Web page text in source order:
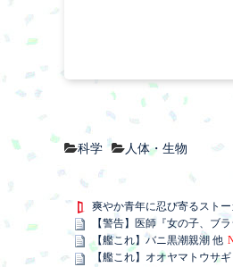
科学 人体・生物
爽やか青年に忍び寄るスト
【警告】医師『女の子、ブ
【艦これ】バニ黒潮親潮 他
【艦これ】オオヤマトウサ